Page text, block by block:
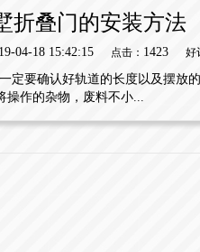
折叠门的安装方法
04-18 15:42:15 点击： 1423 好
定要确认好轨道的长度以及摆放
作的杂物，废料不小...